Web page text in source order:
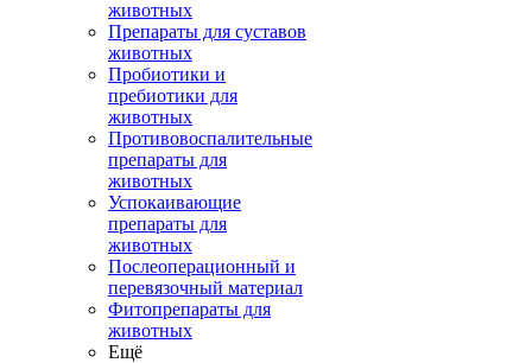
животных
Препараты для суставов
животных
Пробиотики и
пребиотики для
животных
Противовоспалительные
препараты для
животных
Успокаивающие
препараты для
животных
Послеоперационный и
перевязочный материал
Фитопрепараты для
животных
Ещё